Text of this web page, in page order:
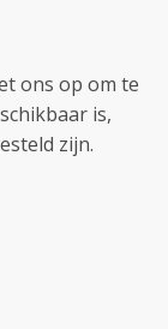
ons op om te
is,
zijn.